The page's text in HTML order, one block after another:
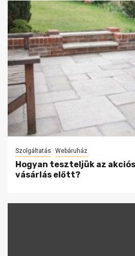
Szolgáltatás Webáruház
Hogyan teszteljük az
vásárlás előtt?